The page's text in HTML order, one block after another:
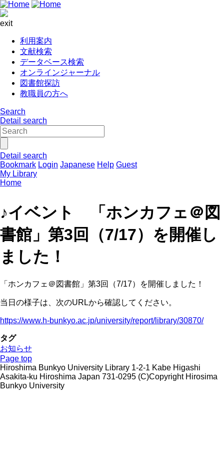
exit
利用案内
文献検索
データベース検索
オンラインジャーナル
図書館探訪
教職員の方へ
Search
Detail search
Detail search
Bookmark Login Japanese Help Guest
My Library
Home
♪イベント 「ホンカフェ＠図
書館」第3回（7/17）を開催し
ました！
「ホンカフェ＠図書館」第3回（7/17）を開催しました！
当日の様子は、次のURLから確認してください。
https://www.h-bunkyo.ac.jp/university/report/library/30870/
タグ
お知らせ
Page top
Hiroshima Bunkyo University Library 1-2-1 Kabe Higashi
Asakita-ku Hiroshima Japan 731-0295 (C)Copyright Hirosima
Bunkyo University